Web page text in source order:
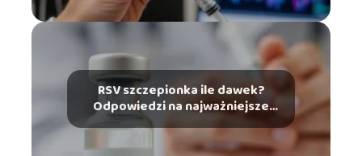
RSV szczepionka ile dawek?
Odpowiedzi na najważniejsze
pytania